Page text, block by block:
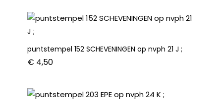
puntstempel 152 SCHEVENINGEN op nvph 21 J ;
€ 4,50